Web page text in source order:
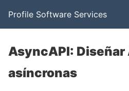
Profile Software Services
AsyncAPI: Diseñar
asíncronas